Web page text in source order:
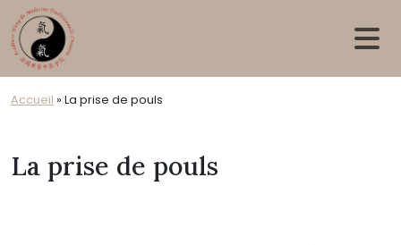
Skip to main content
Accueil » La prise de pouls
La prise de pouls